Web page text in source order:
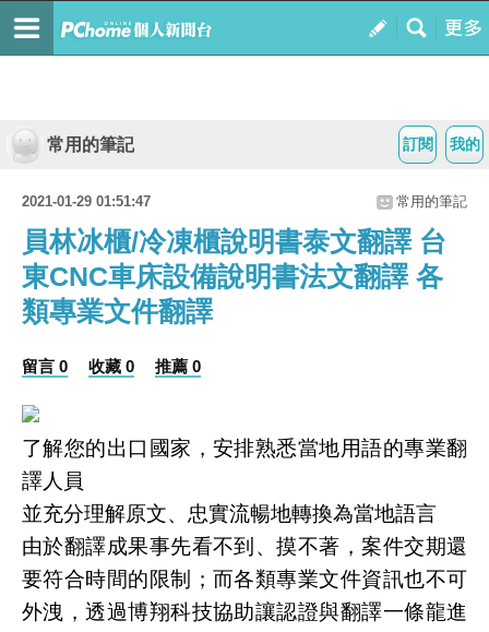
我的
訂閱
常用的筆記
2021-01-29 01:51:47 常用的筆記
員林冰櫃/冷凍櫃說明書泰文翻譯 台
東CNC車床設備說明書法文翻譯 各
類專業文件翻譯
留言 0 收藏 0 推薦 0
了解您的出口國家，安排熟悉當地用語的專業翻
譯人員
並充分理解原文、忠實流暢地轉換為當地語言
由於翻譯成果事先看不到、摸不著，案件交期還
要符合時間的限制；而各類專業文件資訊也不可
外洩，透過博翔科技協助讓認證與翻譯一條龍進